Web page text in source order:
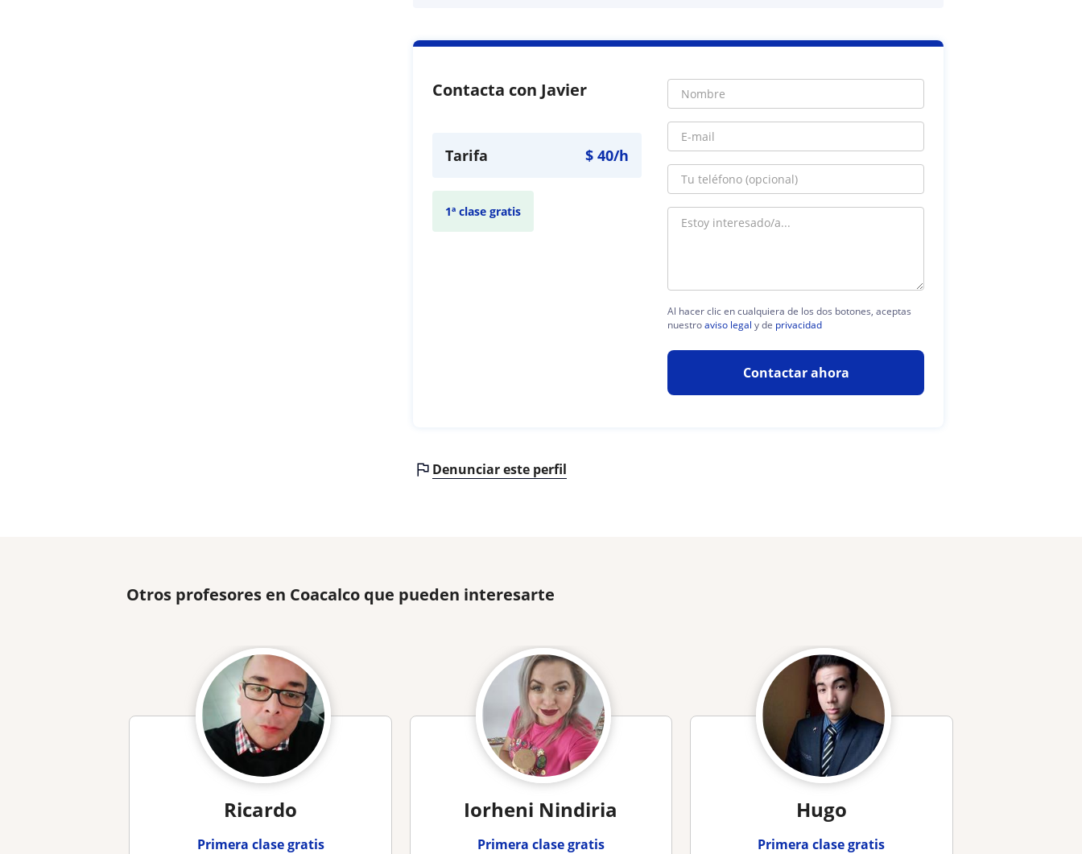
Contacta con Javier
Tarifa $40/h
1ª clase gratis
Al hacer clic en cualquiera de los dos botones, aceptas
nuestroaviso legal y de privacidad
Contactar ahora
Denunciar este perfil
Otros profesores en Coacalco que pueden interesarte
Ricardo
Primera clase gratis
Iorheni Nindiria
Primera clase gratis
Hugo
Primera clase gratis